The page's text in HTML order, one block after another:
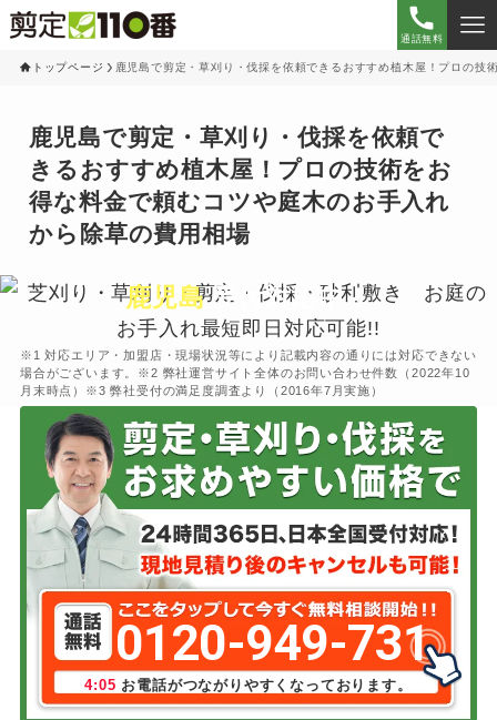
通話無料
トップページ 鹿児島で剪定・草刈り・伐採を依頼できるおすすめ植木屋！プロの
鹿児島で剪定・草刈り・伐採を依頼で
きるおすすめ植木屋！プロの技術をお
得な料金で頼むコツや庭木のお手入れ
から除草の費用相場
鹿児島受付対応中！
※1 対応エリア・加盟店・現場状況等により記載内容の通りには対応できない
場合がございます。※2 弊社運営サイト全体のお問い合わせ件数（2022年10
月末時点）※3 弊社受付の満足度調査より（2016年7月実施）
0120-949-731
4:05 お電話がつながりやすくなっております。